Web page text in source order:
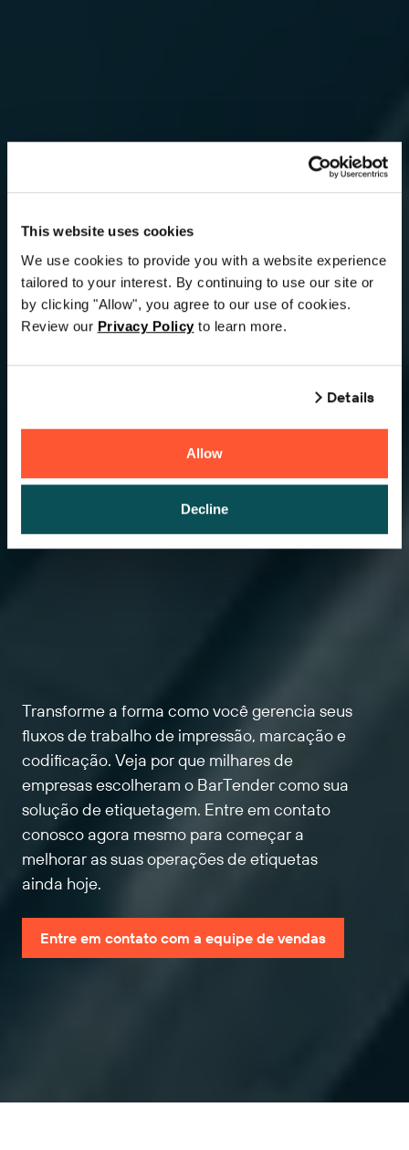
This website uses cookies
We use cookies to provide you with a website experience
tailored to your interest. By continuing to use our site or
by clicking "Allow", you agree to our use of cookies.
Review our Privacy Policy to learn more.
Details
Allow
Decline
Transforme a forma como você gerencia seus
fluxos de trabalho de impressão, marcação e
codificação. Veja por que milhares de
empresas escolheram o BarTender como sua
solução de etiquetagem. Entre em contato
conosco agora mesmo para começar a
melhorar as suas operações de etiquetas
ainda hoje.
Entre em contato com a equipe de vendas